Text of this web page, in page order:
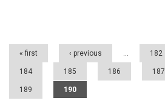
Pages
« first ‹ previous … 182
184 185 186 187
189 190